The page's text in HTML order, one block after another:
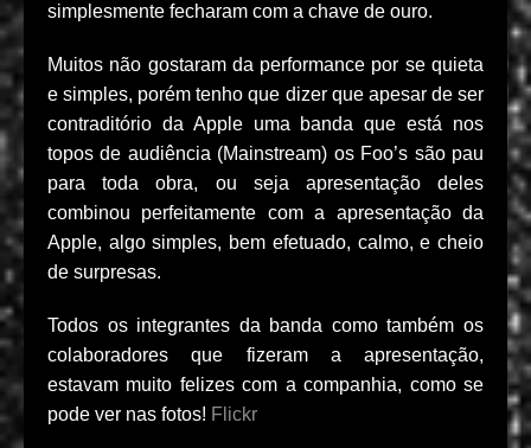
simplesmente fecharam com a chave de ouro.
Muitos não gostaram da performance por se quieta
e simples, porém tenho que dizer que apesar de ser
contraditório da Apple uma banda que está nos
topos de audiência (Mainstream) os Foo’s são pau
para toda obra, ou seja apresentação deles
combinou perfeitamente com a apresentação da
Apple, algo simples, bem efetuado, calmo, e cheio
de surpresas.
Todos os integrantes da banda como também os
colaboradores que fizeram a apresentação,
estavam muito felizes com a companhia, como se
pode ver nas fotos! Flickr